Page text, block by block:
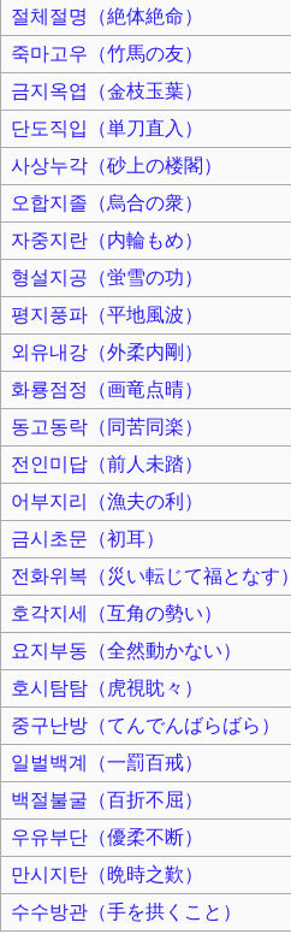
절체절명（絶体絶命）
죽마고우（竹馬の友）
금지옥엽（金枝玉葉）
단도직입（単刀直入）
사상누각（砂上の楼閣）
오합지졸（烏合の衆）
자중지란（内輪もめ）
형설지공（蛍雪の功）
평지풍파（平地風波）
외유내강（外柔内剛）
화룡점정（画竜点晴）
동고동락（同苦同楽）
전인미답（前人未踏）
어부지리（漁夫の利）
금시초문（初耳）
전화위복（災い転じて福となす）
호각지세（互角の勢い）
요지부동（全然動かない）
호시탐탐（虎視眈々）
중구난방（てんでんばらばら）
일벌백계（一罰百戒）
백절불굴（百折不屈）
우유부단（優柔不断）
만시지탄（晩時之歎）
수수방관（手を拱くこと）